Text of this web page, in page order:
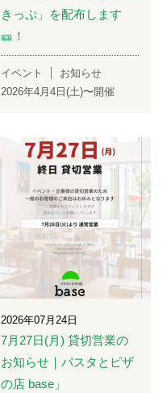
きっぷ」を配布します
🎫！
イベント
お知らせ
2026年4月4日(土)〜開催
2026年07月24日
7月27日(月) 貸切営業の
お知らせ｜パスタとピザ
の店 base」